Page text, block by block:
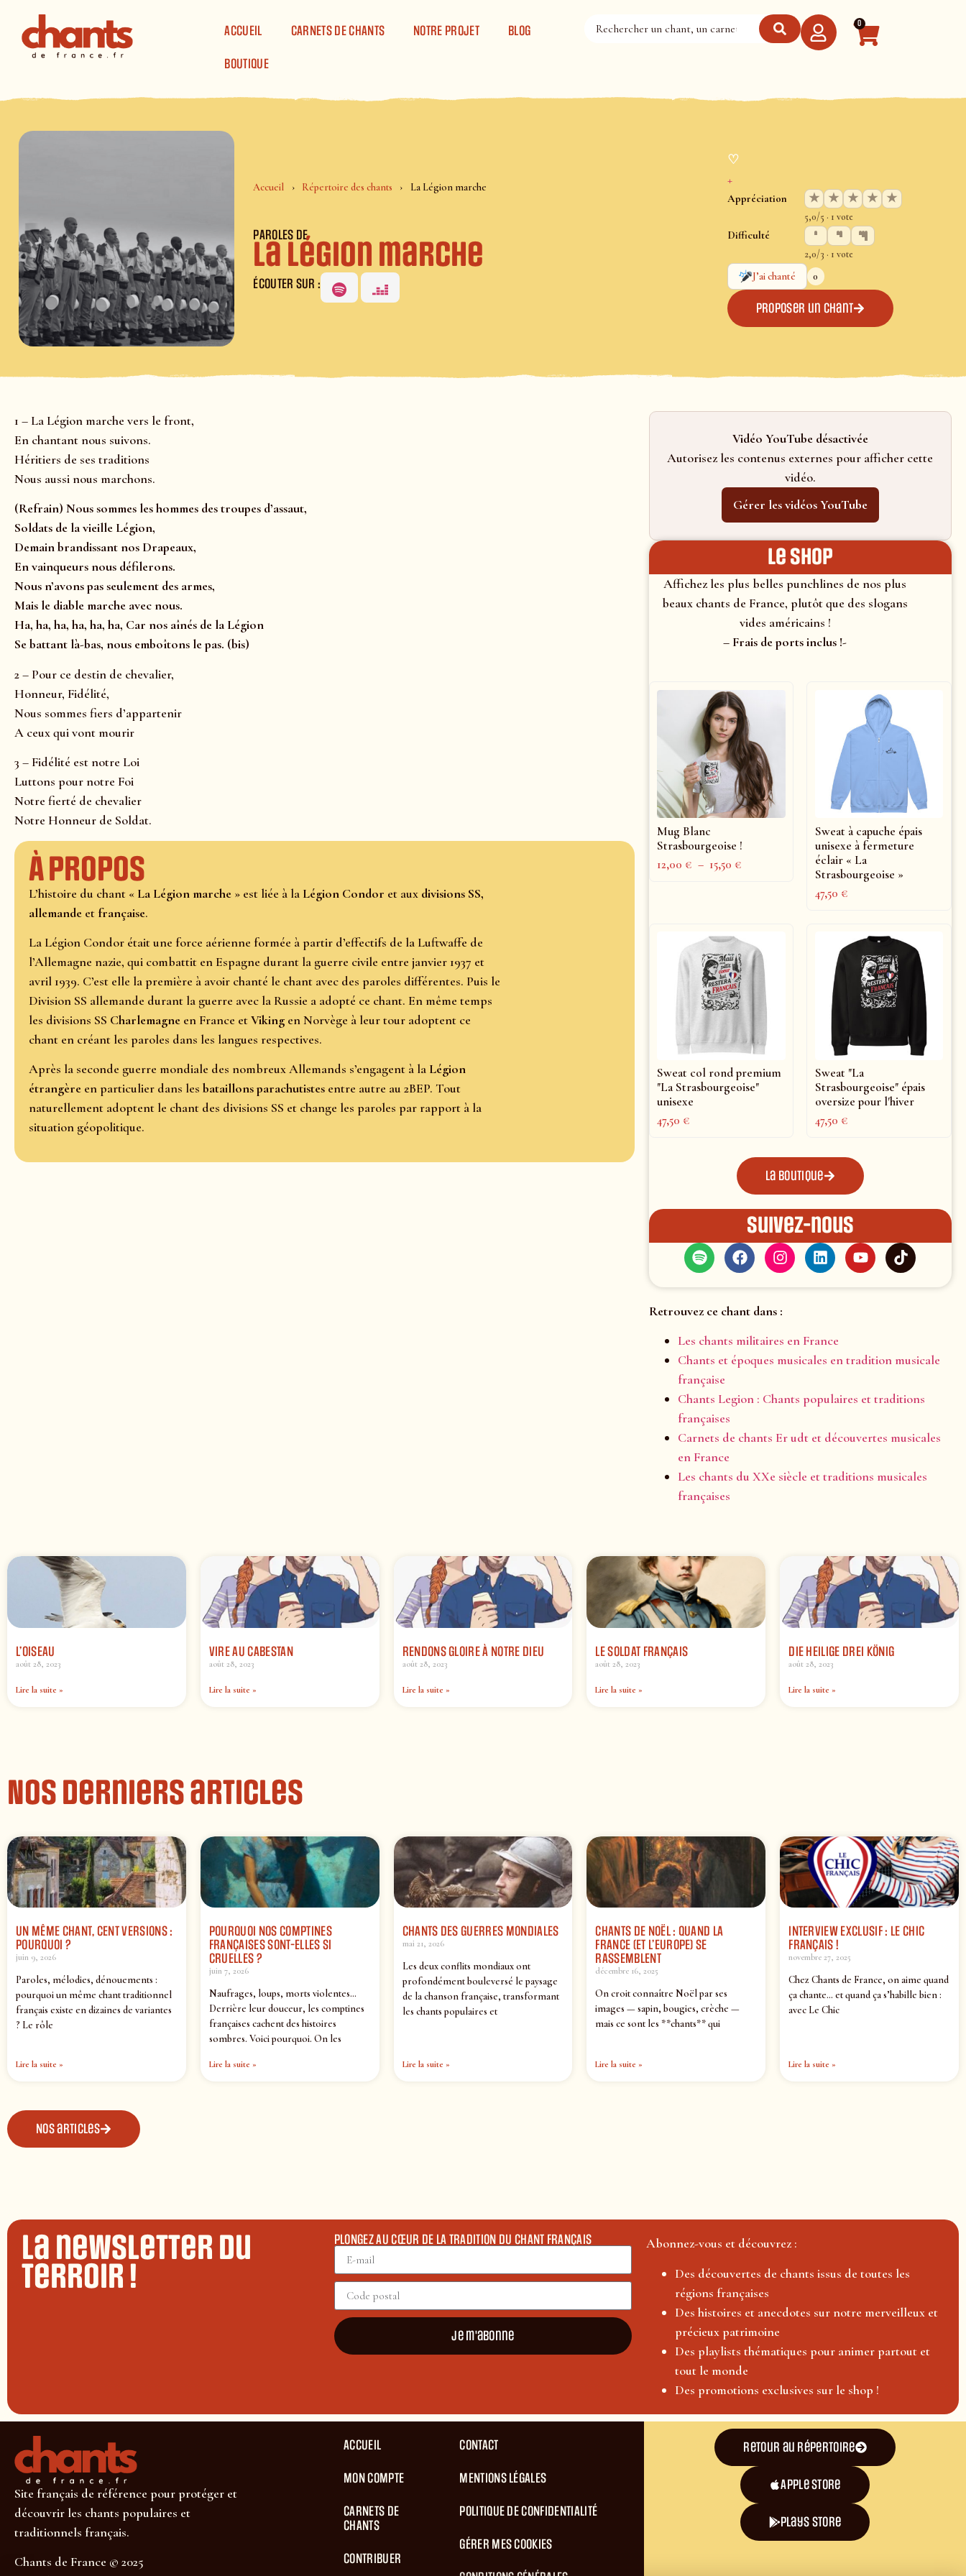
ACCUEIL
CARNETS DE CHANTS NOTRE PROJET BLOG
BOUTIQUE
0
Accueil Répertoire des chants La Légion marche
PAROLES DE
La Légion marche
ÉCOUTER SUR :
♡
+
Appréciation ★ ★ ★ ★ ★
5,0/5 · 1 vote
Difficulté
2,0/3 · 1 vote
J’ai chanté
0
Proposer un chant
1 – La Légion marche vers le front,
En chantant nous suivons.
Héritiers de ses traditions
Nous aussi nous marchons.
(Refrain) Nous sommes les hommes des troupes d’assaut,
Soldats de la vieille Légion,
Demain brandissant nos Drapeaux,
En vainqueurs nous défilerons.
Nous n’avons pas seulement des armes,
Mais le diable marche avec nous.
Ha, ha, ha, ha, ha, ha, Car nos aînés de la Légion
Se battant là-bas, nous emboîtons le pas. (bis)
2 – Pour ce destin de chevalier,
Honneur, Fidélité,
Nous sommes fiers d’appartenir
A ceux qui vont mourir
3 – Fidélité est notre Loi
Luttons pour notre Foi
Notre fierté de chevalier
Notre Honneur de Soldat.
À propos
L’histoire du chant « La Légion marche » est liée à la Légion Condor et aux divisions SS,
allemande et française.
La Légion Condor était une force aérienne formée à partir d’effectifs de la Luftwaffe de
l’Allemagne nazie, qui combattit en Espagne durant la guerre civile entre janvier 1937 et
avril 1939. C’est elle la première à avoir chanté le chant avec des paroles différentes. Puis le
Division SS allemande durant la guerre avec la Russie a adopté ce chant. En même temps
les divisions SS Charlemagne en France etViking en Norvège à leur tour adoptent ce
chant en créant les paroles dans les langues respectives.
Après la seconde guerre mondiale des nombreux Allemands s’engagent à la Légion
étrangère en particulier dans les bataillons parachutistes entre autre au 2BEP. Tout
naturellement adoptent le chant des divisions SS et change les paroles par rapport à la
situation géopolitique.
Vidéo YouTube désactivée
Autorisez les contenus externes pour afficher cette
vidéo.
Gérer les vidéos YouTube
le shop
Affichez les plus belles punchlines de nos plus
beaux chants de France, plutôt que des slogans
vides américains !
– Frais de ports inclus !-
Mug Blanc
Strasbourgeoise !
12,00€ – 15,50€
Sweat à capuche épais
unisexe à fermeture
éclair « La
Strasbourgeoise »
47,50€
Sweat col rond premium
"La Strasbourgeoise"
unisexe
47,50€
Sweat "La
Strasbourgeoise" épais
oversize pour l'hiver
47,50€
La boutique
Suivez-nous
Retrouvez ce chant dans :
Les chants militaires en France
Chants et époques musicales en tradition musicale
française
Chants Legion : Chants populaires et traditions
françaises
Carnets de chants Er udt et découvertes musicales
en France
Les chants du XXe siècle et traditions musicales
françaises
L’OISEAU
août 28, 2023
Lire la suite »
VIRE AU CABESTAN
août 28, 2023
Lire la suite »
RENDONS GLOIRE À NOTRE DIEU
août 28, 2023
Lire la suite »
LE SOLDAT FRANÇAIS
août 28, 2023
Lire la suite »
DIE HEILIGE DREI KÖNIG
août 28, 2023
Lire la suite »
Nos derniers articles
UN MÊME CHANT, CENT VERSIONS :
POURQUOI ?
juin 9, 2026
Paroles, mélodies, dénouements :
pourquoi un même chant traditionnel
français existe en dizaines de variantes
? Le rôle
Lire la suite »
POURQUOI NOS COMPTINES
FRANÇAISES SONT-ELLES SI
CRUELLES ?
juin 7, 2026
Naufrages, loups, morts violentes…
Derrière leur douceur, les comptines
françaises cachent des histoires
sombres. Voici pourquoi. On les
Lire la suite »
CHANTS DES GUERRES MONDIALES
mai 21, 2026
Les deux conflits mondiaux ont
profondément bouleversé le paysage
de la chanson française, transformant
les chants populaires et
Lire la suite »
CHANTS DE NOËL : QUAND LA
FRANCE (ET L’EUROPE) SE
RASSEMBLENT
décembre 16, 2025
On croit connaître Noël par ses
images — sapin, bougies, crèche —
mais ce sont les **chants** qui
Lire la suite »
INTERVIEW EXCLUSIF : LE CHIC
FRANÇAIS !
novembre 27, 2025
Chez Chants de France, on aime quand
ça chante… et quand ça s’habille bien :
avec Le Chic
Lire la suite »
Nos articles
La newsletter du
terroir !
PLONGEZ AU CŒUR DE LA TRADITION DU CHANT FRANÇAIS
Je m'abonne
Abonnez-vous et découvrez :
Des découvertes de chants issus de toutes les
régions françaises
Des histoires et anecdotes sur notre merveilleux et
précieux patrimoine
Des playlists thématiques pour animer partout et
tout le monde
Des promotions exclusives sur le shop !
Site français de référence pour protéger et
découvrir les chants populaires et
traditionnels français.
Chants de France © 2025
ACCUEIL
MON COMPTE
CARNETS DE
CHANTS
CONTRIBUER
CONTACT
MENTIONS LÉGALES
POLITIQUE DE CONFIDENTIALITÉ
GÉRER MES COOKIES
Retour au répertoire
Apple Store
plays store